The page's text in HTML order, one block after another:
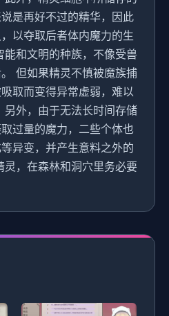
是再好不过的精华，因此
以夺取后者体内魔力的生
和文明的种族，不像受兽
但如果精灵不慎被魔族捕
取而变得异常虚弱，难以
另外，由于无法长时间存储
过量的魔力，二些个体也
异变，并产生意料之外的
灵，在森林和洞穴里务必要